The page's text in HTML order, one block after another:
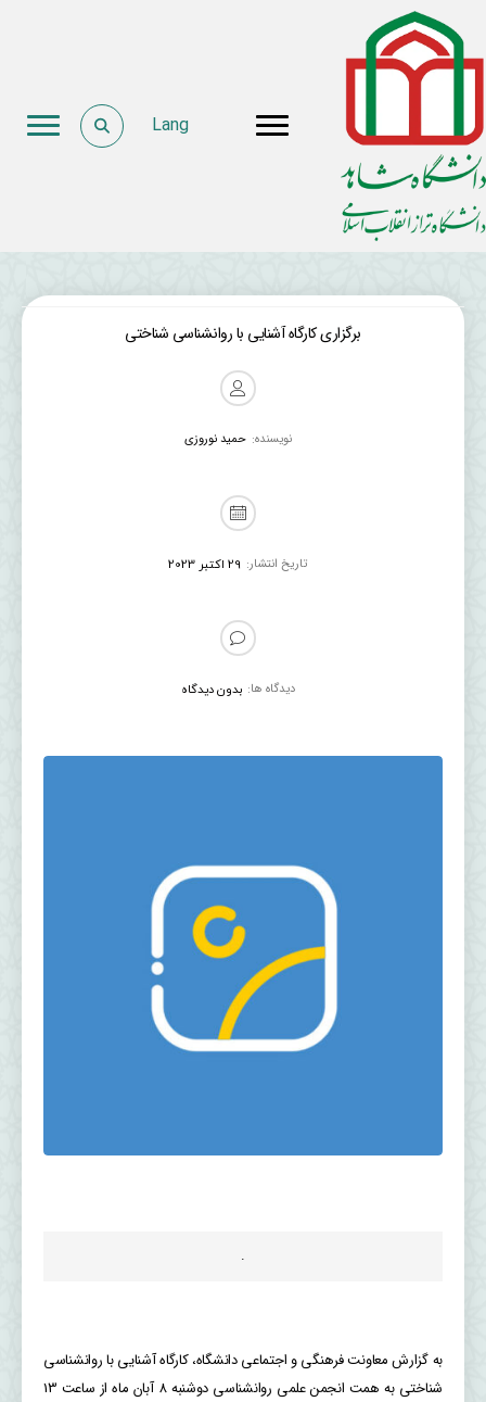
Lang
برگزاری کارگاه آشنایی با روانشناسی شناختی
نویسنده: حمید نوروزی
تاریخ انتشار: 29 اکتبر 2023
دیدگاه ها: بدون دیدگاه
.
به گزارش معاونت فرهنگی و اجتماعی دانشگاه، کارگاه آشنایی با روانشناسی
شناختی به همت انجمن علمی روانشناسی دوشنبه 8 آبان ماه از ساعت 13